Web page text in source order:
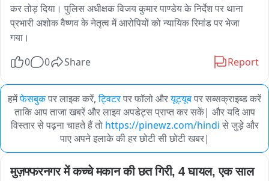
कर तोड़ दिया। पुलिस अधीक्षक विजय कुमार पाण्डेय के निर्देश पर थाना
प्रभारी अशोक वैष्णव के नेतृत्व में आरोपियों को न्यायिक रिमांड पर भेजा
गया।
0 0 Share Report
हमेंफेसबुकपर लाइक करें, ट्विटरपर फॉलो औरयूट्यूबपर सब्सक्राइब्ड करें
ताकि आप ताजा खबरें और लाइव अपडेट्स प्राप्त कर सकें| और यदि आप
विस्तार से पढ़ना चाहते हैं तो https://pinewz.com/hindi से जुड़े और
पाए अपने इलाके की हर छोटी सी छोटी खबर|
मुज़फ्फरनगर में कच्चे मकान की छत गिरी, 4 घायल, एक साल